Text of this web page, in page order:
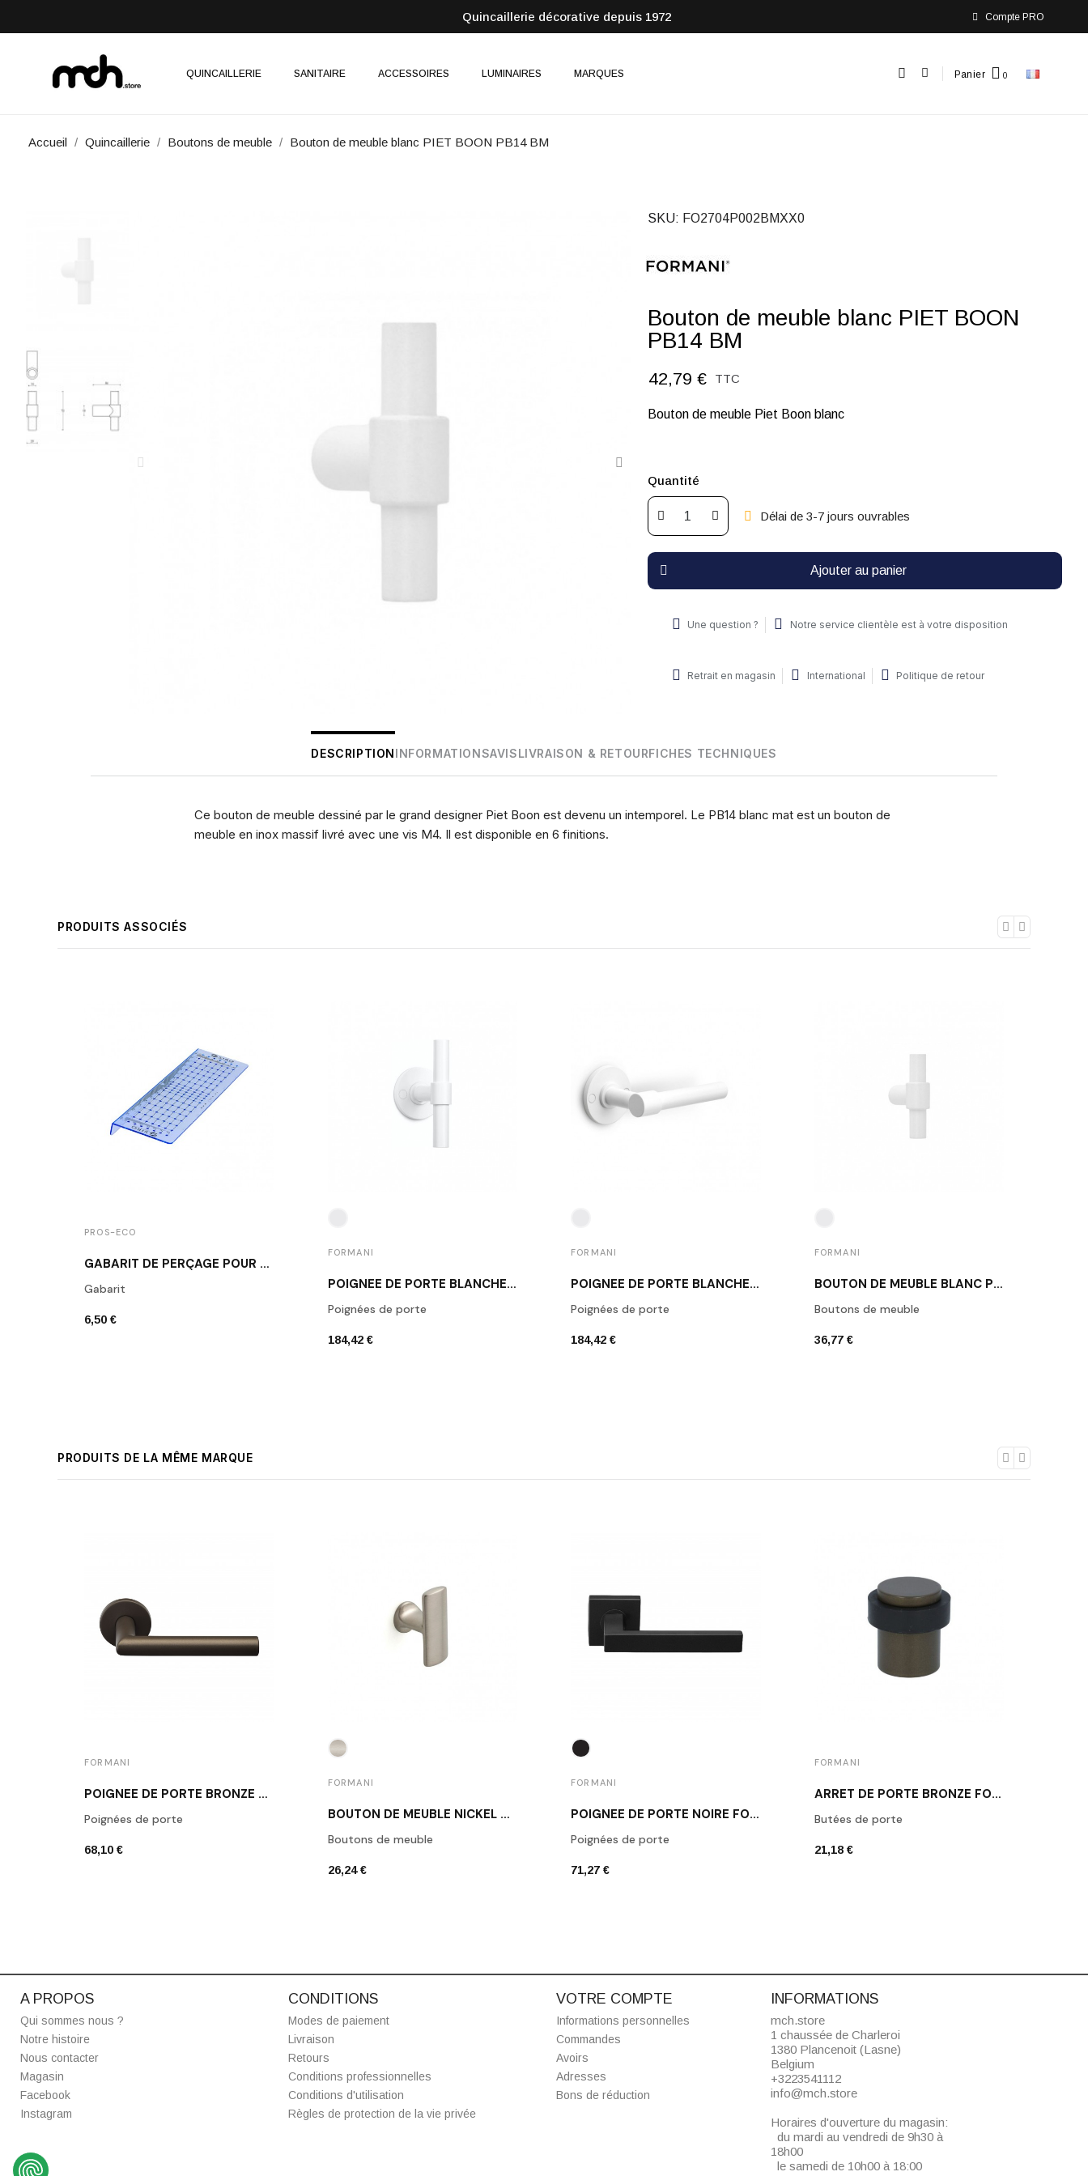
Quincaillerie décorative depuis 1972 Compte PRO
QUINCAILLERIE SANITAIRE ACCESSOIRES LUMINAIRES MARQUES Panier
Accueil Quincaillerie Boutons de meuble Bouton de meuble blanc PIET BOON PB14 BM
SKU FO2704P002BMXX0
Bouton de meuble blanc PIET BOON
PB14 BM
42,79 € TTC
Bouton de meuble Piet Boon blanc
Quantité
Délai de 3-7 jours ouvrables
Ajouter au panier
Une question ? Notre service clientèle est à votre disposition
Retrait en magasin International Politique de retour
DESCRIPTIONINFORMATIONSAVISLIVRAISON & RETOURFICHES TECHNIQUES
Ce bouton de meuble dessiné par le grand designer Piet Boon est devenu un intemporel. Le PB14 blanc mat est un bouton de
meuble en inox massif livré avec une vis M4. Il est disponible en 6 finitions.
PRODUITS ASSOCIÉS
PROS-ECO
GABARIT DE PERÇAGE POUR BOUTONS ET POIGNÉES DE MEUBLE
Gabarit
6,50 €
FORMANI
POIGNÉE DE PORTE BLANCHE PIET BOON PBT15/50 BM
Poignées de porte
184,42 €
FORMANI
POIGNÉE DE PORTE BLANCHE PIET BOON PBL15/50 BM
Poignées de porte
184,42 €
FORMANI
BOUTON DE MEUBLE BLANC PIET BOON PB9 BM
Boutons de meuble
36,77 €
PRODUITS DE LA MÊME MARQUE
FORMANI
POIGNÉE DE PORTE BRONZE FORMANI LB2-19 BR
Poignées de porte
68,10 €
FORMANI
BOUTON DE MEUBLE NICKEL MAT 1929M NS
Boutons de meuble
26,24 €
FORMANI
POIGNÉE DE PORTE NOIRE FORMANI BSQ2-G NM
Poignées de porte
71,27 €
FORMANI
ARRÊT DE PORTE BRONZE FORMANI LB10 BR
Butées de porte
21,18 €
A PROPOS
Qui sommes nous ?
Notre histoire
Nous contacter
Magasin
Facebook
Instagram
CONDITIONS
Modes de paiement
Livraison
Retours
Conditions professionnelles
Conditions d'utilisation
Règles de protection de la vie privée
VOTRE COMPTE
Informations personnelles
Commandes
Avoirs
Adresses
Bons de réduction
INFORMATIONS
mch.store
1 chaussée de Charleroi
1380 Plancenoit (Lasne)
Belgium
+3223541112
info@mch.store
Horaires d'ouverture du magasin:
du mardi au vendredi de 9h30 à
18h00
le samedi de 10h00 à 18:00